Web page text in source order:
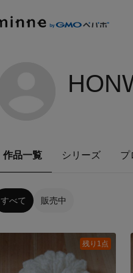
作品一覧 シリーズ プ
すべて 販売中
残り1点